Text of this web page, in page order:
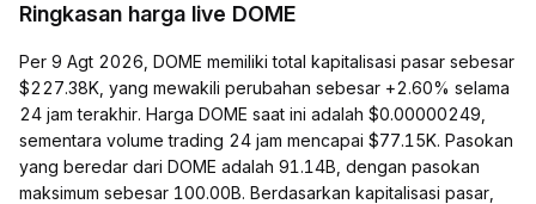
Ringkasan harga live DOME
Per 9 Agt 2026, DOME memiliki total kapitalisasi pasar sebesar
$227.38K, yang mewakili perubahan sebesar +2.60% selama
24 jam terakhir. Harga DOME saat ini adalah $0.00000249,
sementara volume trading 24 jam mencapai $77.15K. Pasokan
yang beredar dari DOME adalah 91.14B, dengan pasokan
maksimum sebesar 100.00B. Berdasarkan kapitalisasi pasar,